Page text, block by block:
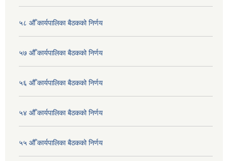
५८ औँ कार्यपालिका बैठकको निर्णय
५७ औँ कार्यपालिका बैठकको निर्णय
५६ औँ कार्यपालिका बैठकको निर्णय
५४ औँ कार्यपालिका बैठकको निर्णय
५५ औँ कार्यपालिका बैठकको निर्णय